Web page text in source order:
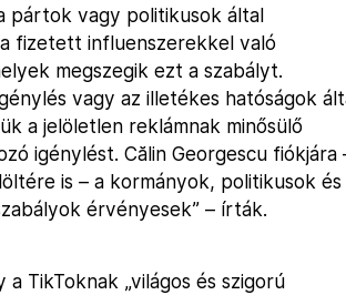
pártok vagy politikusok által
fizetett influenszerekkel való
megszegik ezt a szabályt.
vagy az illetékes hatóságok
a jelöletlen reklámnak minősülő
igénylést. Călin Georgescu fiókjára
is – a kormányok, politikusok és
érvényesek” – írták.
TikToknak „világos és szigorú